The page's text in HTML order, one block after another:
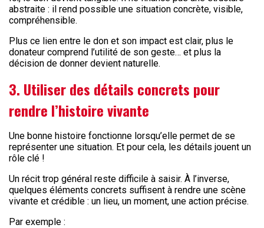
abstraite : il rend possible une situation concrète, visible,
compréhensible.
Plus ce lien entre le don et son impact est clair, plus le
donateur comprend l’utilité de son geste… et plus la
décision de donner devient naturelle.
3. Utiliser des détails concrets pour
rendre l’histoire vivante
Une bonne histoire fonctionne lorsqu’elle permet de se
représenter une situation. Et pour cela, les détails jouent un
rôle clé !
Un récit trop général reste difficile à saisir. À l’inverse,
quelques éléments concrets suffisent à rendre une scène
vivante et crédible : un lieu, un moment, une action précise.
Par exemple :